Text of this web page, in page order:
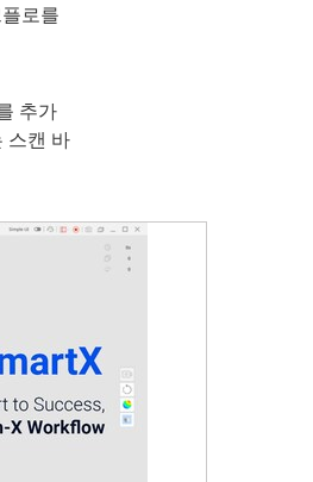
로를
추가
스캔 바